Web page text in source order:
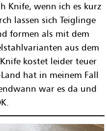
Knife, wenn ich es kurz
lassen sich Teiglinge
formen als mit dem
aus dem
kostet leider teuer
hat in meinem Fall
war es da und